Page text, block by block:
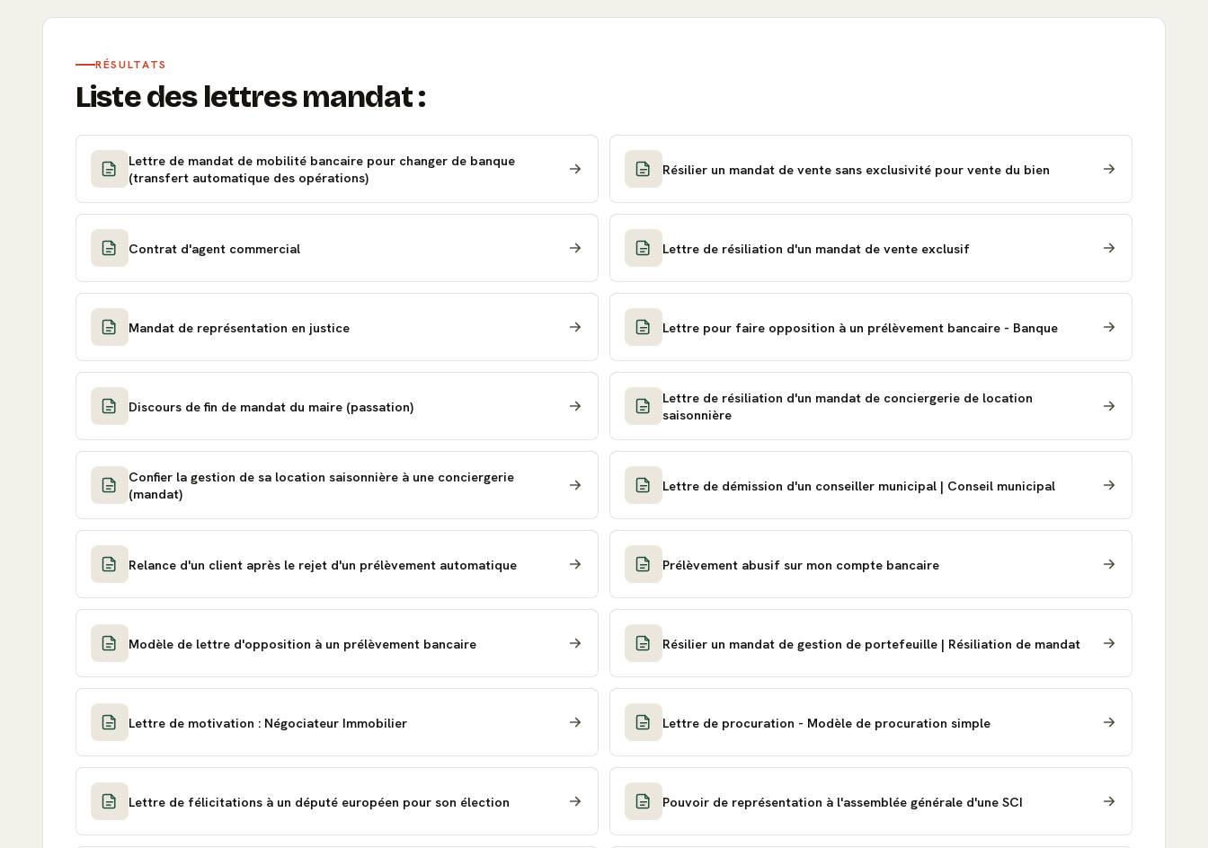
RÉSULTATS
Liste des lettres mandat :
Lettre de mandat de mobilité bancaire pour changer de banque
(transfert automatique des opérations)
Résilier un mandat de vente sans exclusivité pour vente du bien
Contrat d'agent commercial Lettre de résiliation d'un mandat de vente exclusif
Mandat de représentation en justice Lettre pour faire opposition à un prélèvement bancaire - Banque
Discours de fin de mandat du maire (passation)
Lettre de résiliation d'un mandat de conciergerie de location
saisonnière
Confier la gestion de sa location saisonnière à une conciergerie
(mandat)
Lettre de démission d'un conseiller municipal | Conseil municipal
Relance d'un client après le rejet d'un prélèvement automatique Prélèvement abusif sur mon compte bancaire
Modèle de lettre d'opposition à un prélèvement bancaire Résilier un mandat de gestion de portefeuille | Résiliation de mandat
Lettre de motivation : Négociateur Immobilier Lettre de procuration - Modèle de procuration simple
Lettre de félicitations à un député européen pour son élection Pouvoir de représentation à l'assemblée générale d'une SCI